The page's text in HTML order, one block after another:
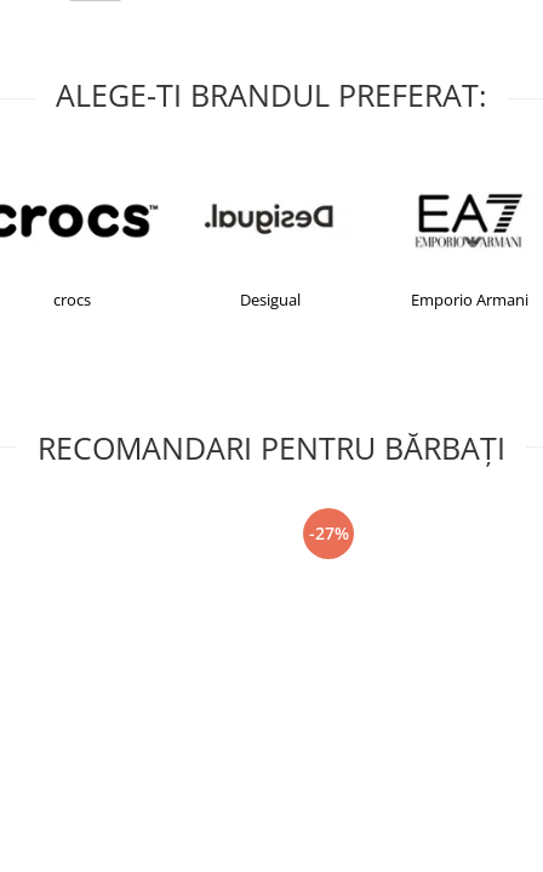
ALEGE-TI BRANDUL PREFERAT:
Desigual Emporio Armani FILA
RECOMANDARI PENTRU BĂRBAŢI
-27%